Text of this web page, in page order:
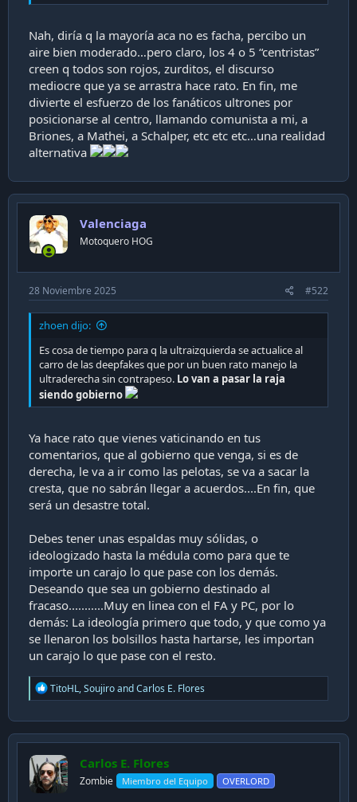
es igualito ti pero del otro lado
Nah, diría q la mayoría aca no es facha, percibo un
aire bien moderado…pero claro, los 4 o 5 “centristas”
creen q todos son rojos, zurditos, el discurso
mediocre que ya se arrastra hace rato. En fin, me
divierte el esfuerzo de los fanáticos ultrones por
posicionarse al centro, llamando comunista a mi, a
Briones, a Mathei, a Schalper, etc etc etc…una realidad
alternativa
Valenciaga
Motoquero HOG
28 Noviembre 2025 #522
zhoen dijo:
Es cosa de tiempo para q la ultraizquierda se actualice al
carro de las deepfakes que por un buen rato manejo la
ultraderecha sin contrapeso. Lo van a pasar la raja
siendo gobierno
Ya hace rato que vienes vaticinando en tus
comentarios, que al gobierno que venga, si es de
derecha, le va a ir como las pelotas, se va a sacar la
cresta, que no sabrán llegar a acuerdos....En fin, que
será un desastre total.
Debes tener unas espaldas muy sólidas, o
ideologizado hasta la médula como para que te
importe un carajo lo que pase con los demás.
Deseando que sea un gobierno destinado al
fracaso...........Muy en linea con el FA y PC, por lo
demás: La ideología primero que todo, y que como ya
se llenaron los bolsillos hasta hartarse, les importan
un carajo lo que pase con el resto.
R
e
c
t
o
n
s
TitoHL,SoujiroandCarlos E. Flores
Carlos E. Flores
Zombie Miembro del Equipo OVERLORD